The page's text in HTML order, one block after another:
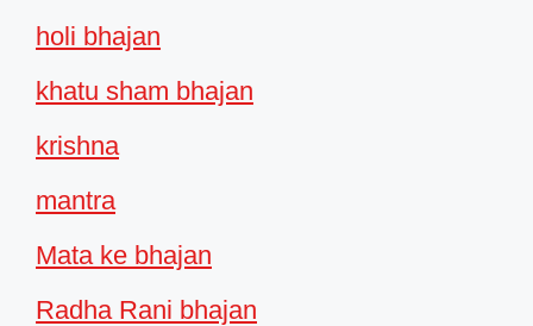
holi bhajan
khatu sham bhajan
krishna
mantra
Mata ke bhajan
Radha Rani bhajan